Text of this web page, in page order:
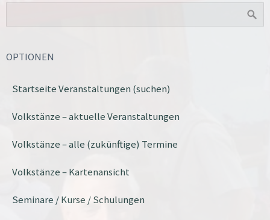
OPTIONEN
Startseite Veranstaltungen (suchen)
Volkstänze – aktuelle Veranstaltungen
Volkstänze – alle (zukünftige) Termine
Volkstänze – Kartenansicht
Seminare / Kurse / Schulungen